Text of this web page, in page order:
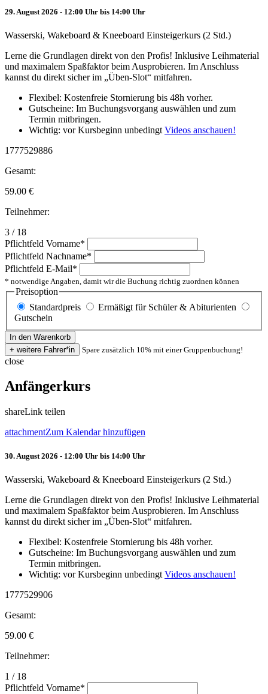
29. August 2026 - 12:00 Uhr bis 14:00 Uhr
Wasserski, Wakeboard & Kneeboard Einsteigerkurs (2 Std.)
Lerne die Grundlagen direkt von den Profis! Inklusive Leihmaterial
und maximalem Spaßfaktor beim Ausprobieren. Im Anschluss
kannst du direkt sicher im „Üben-Slot“ mitfahren.
Flexibel: Kostenfreie Stornierung bis 48h vorher.
Gutscheine: Im Buchungsvorgang auswählen und zum
Termin mitbringen.
Wichtig: vor Kursbeginn unbedingt Videos anschauen!
1777529886
Gesamt:
59.00 €
Teilnehmer:
3 / 18
Pflichtfeld Vorname*
Pflichtfeld Nachname*
Pflichtfeld E-Mail*
* notwendige Angaben, damit wir die Buchung richtig zuordnen können
Preisoption
Standardpreis
Ermäßigt für Schüler & Abiturienten
Gutschein
Spare zusätzlich 10% mit einer Gruppenbuchung!
close
Anfängerkurs
shareLink teilen
attachmentZum Kalendar hinzufügen
30. August 2026 - 12:00 Uhr bis 14:00 Uhr
Wasserski, Wakeboard & Kneeboard Einsteigerkurs (2 Std.)
Lerne die Grundlagen direkt von den Profis! Inklusive Leihmaterial
und maximalem Spaßfaktor beim Ausprobieren. Im Anschluss
kannst du direkt sicher im „Üben-Slot“ mitfahren.
Flexibel: Kostenfreie Stornierung bis 48h vorher.
Gutscheine: Im Buchungsvorgang auswählen und zum
Termin mitbringen.
Wichtig: vor Kursbeginn unbedingt Videos anschauen!
1777529906
Gesamt:
59.00 €
Teilnehmer:
1 / 18
Pflichtfeld Vorname*